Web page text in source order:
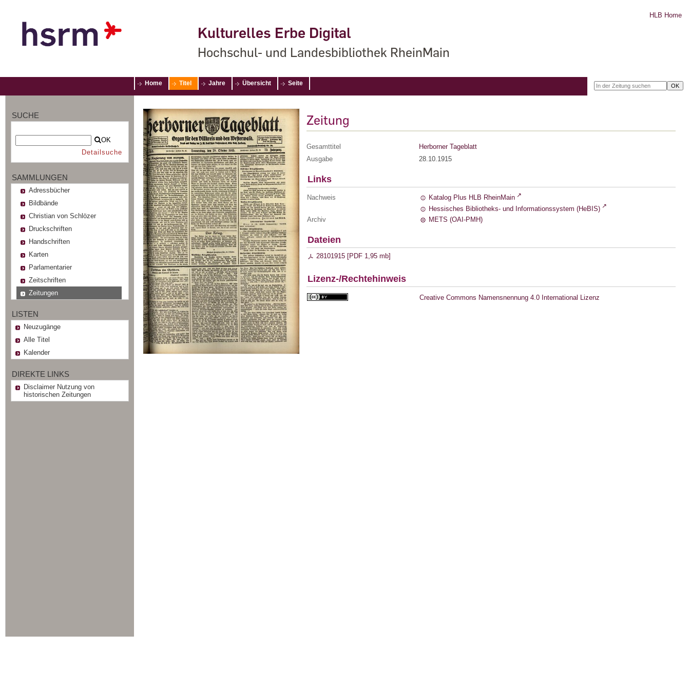
Kulturelles Erbe Digital
Hochschul- und Landesbibliothek RheinMain
HLB Home
Home Titel Jahre Übersicht Seite
SUCHE
OK
Detailsuche
SAMMLUNGEN
Adressbücher
Bildbände
Christian von Schlözer
Druckschriften
Handschriften
Karten
Parlamentarier
Zeitschriften
Zeitungen
LISTEN
Neuzugänge
Alle Titel
Kalender
DIREKTE LINKS
Disclaimer Nutzung von
historischen Zeitungen
Zeitung
Gesamttitel
Herborner Tageblatt
Ausgabe
28.10.1915
Links
Nachweis
Katalog Plus HLB RheinMain
Hessisches Bibliotheks- und Informationssystem (HeBIS)
Archiv
METS (OAI-PMH)
Dateien
28101915 [PDF 1,95 mb]
Lizenz-/Rechtehinweis
Creative Commons Namensnennung 4.0 International Lizenz